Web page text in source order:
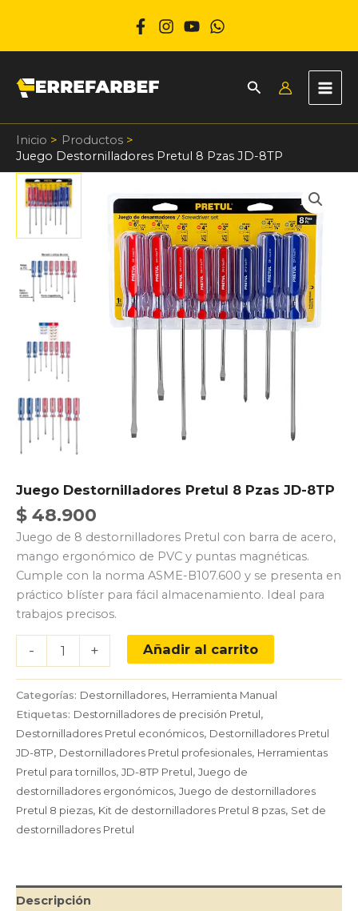
Inicio
Productos
Juego Destornilladores Pretul 8 Pzas JD-8TP
Juego Destornilladores Pretul 8 Pzas JD-8TP
$ 48.900
Juego de 8 destornilladores Pretul con barra de acero,
mango ergonómico de PVC y puntas magnéticas.
Cumple con la norma ASME-B107.600 y se presenta en
práctico blíster para fácil almacenamiento. Ideal para
trabajos precisos.
-
Destornilladores
8
JD-
8TP
cantidad
+ Añadir al carrito
Categorías: Destornilladores, Herramienta Manual
Etiquetas: Destornilladores de precisión Pretul,
Destornilladores Pretul económicos, Destornilladores Pretul
JD-8TP, Destornilladores Pretul profesionales, Herramientas
Pretul para tornillos, JD-8TP Pretul, Juego de
destornilladores ergonómicos, Juego de destornilladores
Pretul 8 piezas, Kit de destornilladores Pretul 8 pzas, Set de
destornilladores Pretul
Descripción